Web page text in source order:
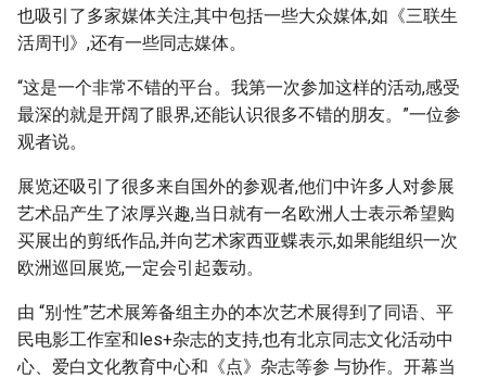
也吸引了多家媒体关注,其中包括一些大众媒体,如《三联生
活周刊》,还有一些同志媒体。
“这是一个非常不错的平台。我第一次参加这样的活动,感受
最深的就是开阔了眼界,还能认识很多不错的朋友。”一位参
观者说。
展览还吸引了很多来自国外的参观者,他们中许多人对参展
艺术品产生了浓厚兴趣,当日就有一名欧洲人士表示希望购
买展出的剪纸作品,并向艺术家西亚蝶表示,如果能组织一次
欧洲巡回展览,一定会引起轰动。
由 “别·性”艺术展筹备组主办的本次艺术展得到了同语、平
民电影工作室和les+杂志的支持,也有北京同志文化活动中
心、爱白文化教育中心和《点》杂志等参 与协作。开幕当